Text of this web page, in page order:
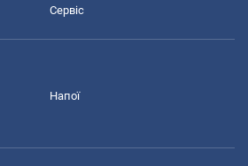
Сервіс
Напої